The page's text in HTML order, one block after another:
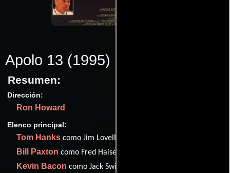
Apolo 13 (1995)
Resumen:
Dirección:
Ron Howard
Elenco principal:
Tom Hanks como Jim Lovell
Bill Paxton como Fred Haise
Kevin Bacon como Jack Swigert